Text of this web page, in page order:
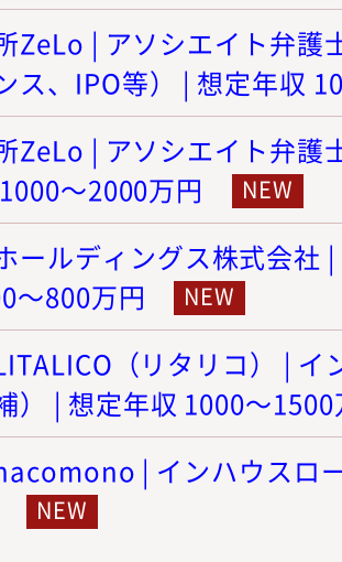
ZeLo | アソシエイト弁護
ス、IPO等） | 想定年収
ZeLo | アソシエイト弁護
～2000万円
ールディングス株式会社
～800万円
（リタリコ） | イ
） | 想定年収 1000～
| インハウスロ